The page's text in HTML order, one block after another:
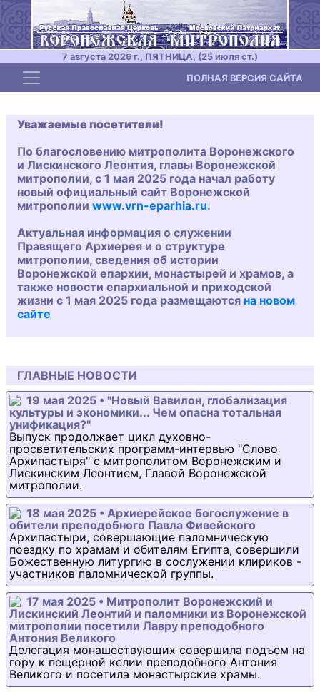
7 августа 2026 г., ПЯТНИЦА, (25 июля ст.)
Toggle navigation ПОЛНАЯ ВЕРСИЯ САЙТА
Уважаемые посетители!
По благословению митрополита Воронежского
и Лискинского Леонтия, главы Воронежской
митрополии, с 1 мая 2025 года начал работу
новый официальный сайт Воронежской
митрополии www.vrn-eparhia.ru.
Актуальная информация о служении
Правящего Архиерея и о структуре
митрополии, сведения об истории
Воронежской епархии, монастырей и храмов, а
также новости епархиальной и приходской
жизни с 1 мая 2025 года размещаются на новом
сайте
ГЛАВНЫЕ НОВОСТИ
19 мая 2025 • "Новый Вавилон, глобализация
культуры и экономики... Чем опасна тотальная
унификация?"
Выпуск продолжает цикл духовно-
просветительских программ-интервью "Слово
Архипастыря" с митрополитом Воронежским и
Лискинским Леонтием, Главой Воронежской
митрополии.
18 мая 2025 • Архиерейское богослужение в
обители преподобного Павла Фивейского
Архипастыри, совершающие паломническую
поездку по храмам и обителям Египта, совершили
Божественную литургию в сослужении клириков -
участников паломнической группы.
17 мая 2025 • Митрополит Воронежский и
Лискинский Леонтий и паломники из Воронежской
митрополии посетили Лавру преподобного
Антония Великого
Делегация монашествующих совершила подъем на
гору к пещерной келии преподобного Антония
Великого и посетила монастырские храмы.